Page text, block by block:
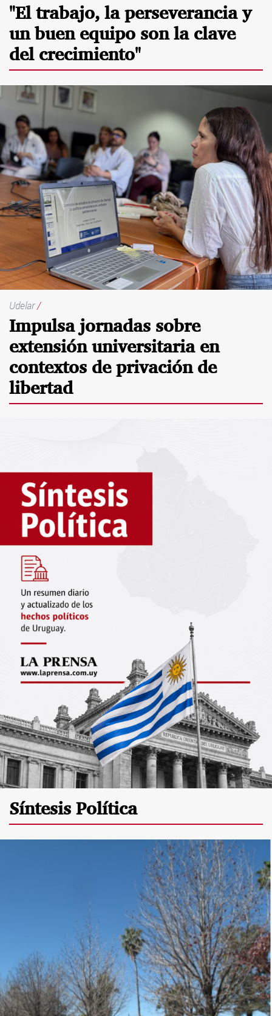
"El trabajo, la perseverancia y
un buen equipo son la clave
del crecimiento"
Udelar/
Impulsa jornadas sobre
extensión universitaria en
contextos de privación de
libertad
Síntesis Política